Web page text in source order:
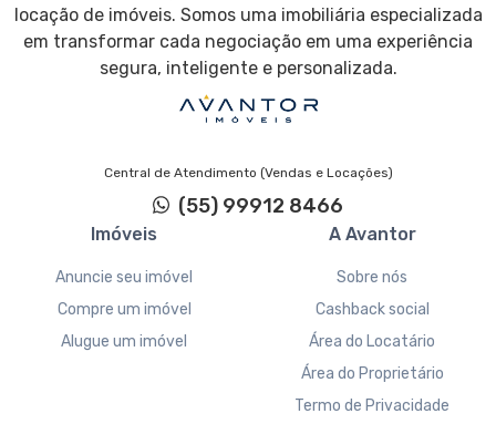
locação de imóveis. Somos uma imobiliária especializada
em transformar cada negociação em uma experiência
segura, inteligente e personalizada.
Central de Atendimento (Vendas e Locações)
(55) 99912 8466
Imóveis
Anuncie seu imóvel
Compre um imóvel
Alugue um imóvel
A Avantor
Sobre nós
Cashback social
Área do Locatário
Área do Proprietário
Termo de Privacidade